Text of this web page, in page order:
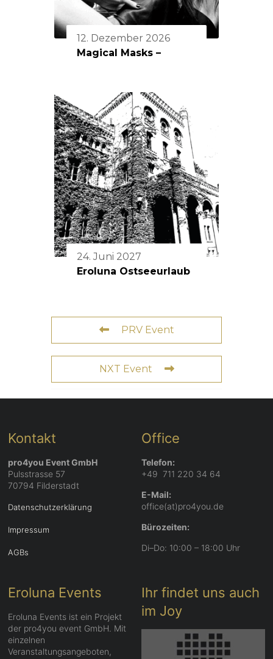
12. Dezember 2026
Magical Masks –
24. Juni 2027
Eroluna Ostseeurlaub
PRV Event
NXT Event
Kontakt
pro4you Event GmbH
Pulsstrasse 57
70794 Filderstadt
Datenschutzerklärung
Impressum
AGBs
Office
Telefon:
+49 711 220 34 64
E-Mail:
office(at)pro4you.de
Bürozeiten:
Di–Do: 10:00 – 18:00 Uhr
Eroluna Events
Eroluna Events ist ein Projekt
der pro4you event GmbH. Mit
einzelnen
Veranstaltungsangeboten,
Ihr findet uns auch
im Joy